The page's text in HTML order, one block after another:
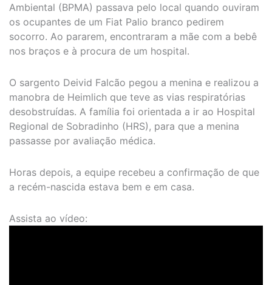
Ambiental (BPMA) passava pelo local quando ouviram
os ocupantes de um Fiat Palio branco pedirem
socorro. Ao pararem, encontraram a mãe com a bebê
nos braços e à procura de um hospital.
O sargento Deivid Falcão pegou a menina e realizou a
manobra de Heimlich que teve as vias respiratórias
desobstruídas. A família foi orientada a ir ao Hospital
Regional de Sobradinho (HRS), para que a menina
passasse por avaliação médica.
Horas depois, a equipe recebeu a confirmação de que
a recém-nascida estava bem e em casa.
Assista ao vídeo: